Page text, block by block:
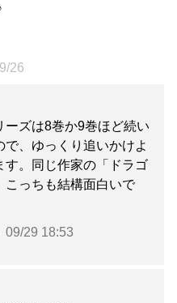
26
ーズは8巻か9巻ほど続い
で、ゆっくり追いかけよ
す。同じ作家の「ドラゴ
こっちも結構面白いで
09/29 18:53